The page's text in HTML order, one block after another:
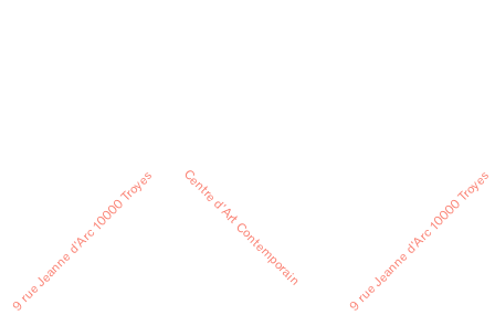
9 rue Jeanne d’Arc 10000 Troyes Centre d’Art Contemporain 9 rue Jeanne d’Arc 10000 Troyes